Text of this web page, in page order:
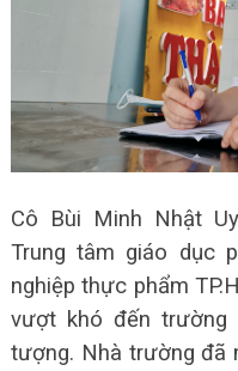
Cô Bùi Minh Nhật
Trung tâm giáo dục
nghiệp thực phẩm
vượt khó đến trường
tượng. Nhà trường đã